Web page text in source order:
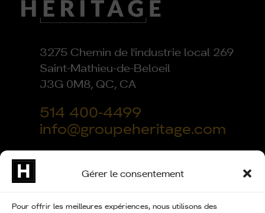
Gérer le consentement
Pour offrir les meilleures expériences, nous utilisons des
3275 Chemin de l'industrie local 269
Saint-Mathieu-de-Beloeil
J3G 0M8, QC, CA
514 400-4499
info@groupeheritage.com